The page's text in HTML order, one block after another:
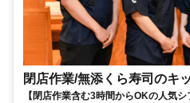
閉店作業​/無添くら寿司の​キ
【閉店作業含む3時間からOKの人気シフト!! 22時以降時給